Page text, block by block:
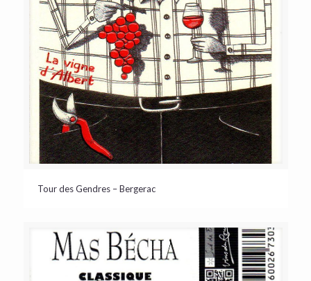
Tour des Gendres – Bergerac